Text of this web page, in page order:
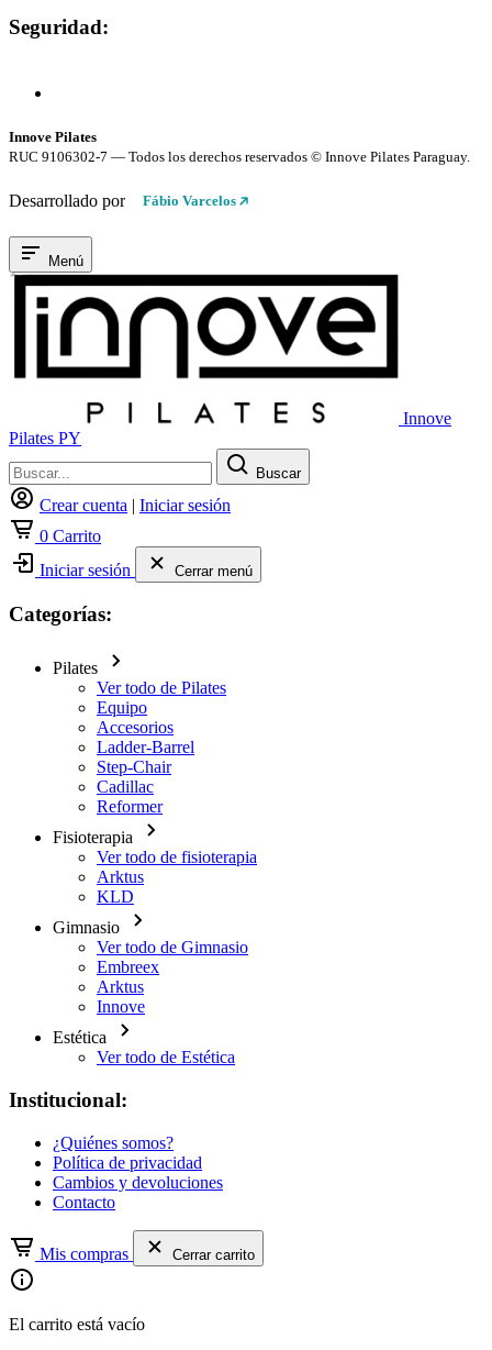
Seguridad:
Innove Pilates
RUC 9106302-7 — Todos los derechos reservados © Innove Pilates Paraguay.
Desarrollado por Fábio Varcelos
Menú
Innove
Pilates PY
Buscar
Crear cuenta | Iniciar sesión
0 Carrito
Iniciar sesión
Cerrar menú
Categorías:
Pilates
Ver todo de Pilates
Equipo
Accesorios
Ladder-Barrel
Step-Chair
Cadillac
Reformer
Fisioterapia
Ver todo de fisioterapia
Arktus
KLD
Gimnasio
Ver todo de Gimnasio
Embreex
Arktus
Innove
Estética
Ver todo de Estética
Institucional:
¿Quiénes somos?
Política de privacidad
Cambios y devoluciones
Contacto
Mis compras Cerrar carrito
El carrito está vacío